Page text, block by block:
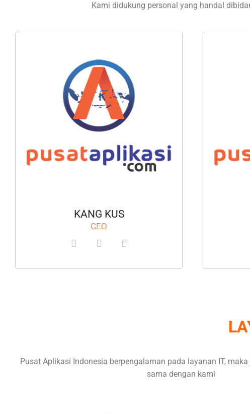
Kami didukung personal yang handal
KANG KUS
CEO
Pusat Aplikasi Indonesia berpengalaman pada layanan IT,
sama dengan kami